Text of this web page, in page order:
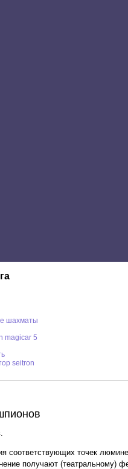
шахматы
magicar 5
seitron
соответствующих точек
получают (театральному)